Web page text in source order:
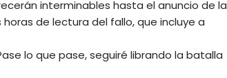
interminables hasta el anuncio de la
de lectura del fallo, que incluye a
lo que pase, seguiré librando la batalla